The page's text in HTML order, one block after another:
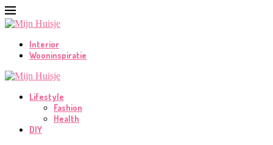
Interior
Wooninspiratie
Lifestyle
Fashion
Health
DIY